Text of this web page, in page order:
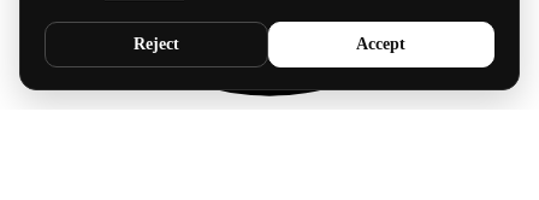
Reject Accept